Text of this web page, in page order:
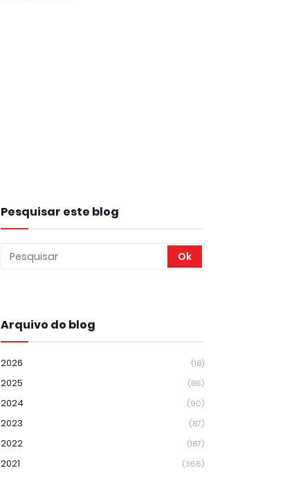
Pesquisar este blog
Arquivo do blog
2026 (18)
2025 (86)
2024 (90)
2023 (87)
2022 (187)
2021 (366)